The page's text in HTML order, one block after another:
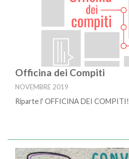
Officina dei Compiti
NOVEMBRE 2019
Riparte l' OFFICINA DEI COMPITI!